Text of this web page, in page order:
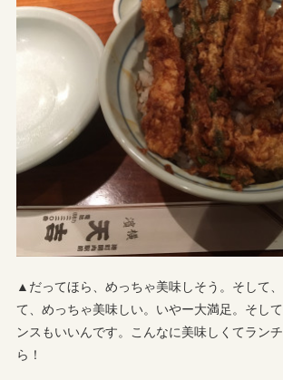
▲だってほら、めっちゃ美味しそう。そして
て、めっちゃ美味しい。いやー大満足。そし
ンスもいいんです。こんなに美味しくてラン
ら！